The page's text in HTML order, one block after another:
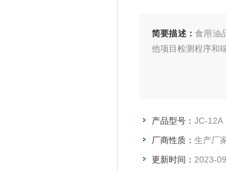
简要描述： 食用油
他项目检测程序和
产品型号： JC-12A
厂商性质： 生产厂
更新时间： 2023-